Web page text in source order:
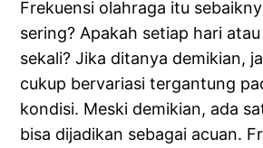
Frekuensi olahraga itu
sering? Apakah setiap hari
sekali? Jika ditanya demikian,
cukup bervariasi tergantung
kondisi. Meski demikian, ada
bisa dijadikan sebagai acuan.